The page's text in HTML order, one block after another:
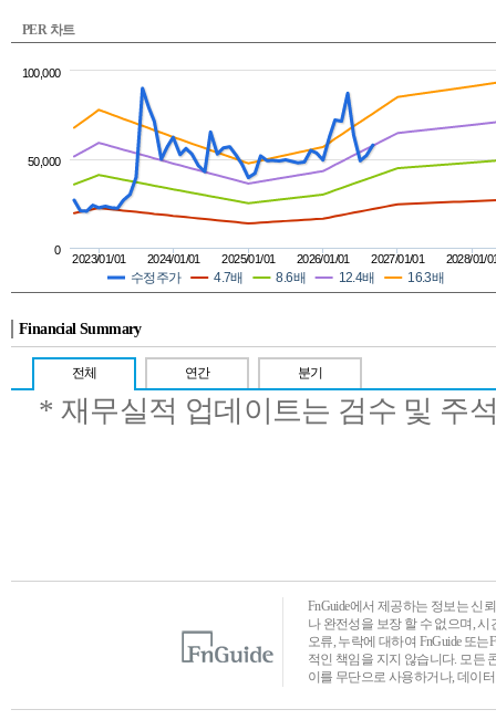
PER 차트
수정주가 4.7배 8.6배 12.4배 16.3배
2023/01/01 2024/01/01 2025/01/01 2026/01/01 2027/01/01 2028/01/
0
50,000
100,000
Financial Summary
전체 연간 분기
* 재무실적 업데이트는 검수 및 주
FnGuide에서 제공하는 정보는 신
나 완전성을 보장 할 수 없으며,
오류, 누락에 대하여 FnGuide 또
적인 책임을 지지 않습니다. 모든
이를 무단으로 사용하거나, 데이